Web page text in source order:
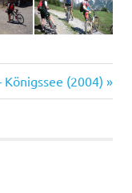
Königssee (2004)